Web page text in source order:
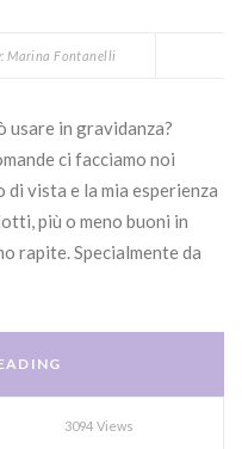
Marina Fontanelli
usare in gravidanza?
ci facciamo noi
vista e la mia esperienza
più o meno buoni in
rapite. Specialmente da
3094 Views